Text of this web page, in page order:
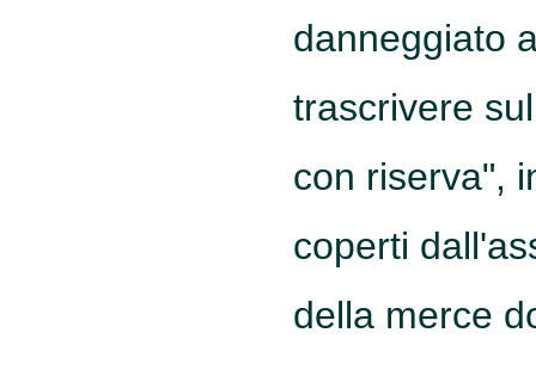
danneggiato
trascrivere
con riserva",
coperti
della merce